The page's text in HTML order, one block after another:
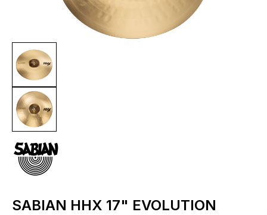
SABIAN HHX 17" EVOLUTION